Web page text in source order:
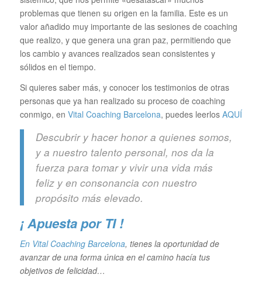
problemas que tienen su origen en la familia. Este es un
valor añadido muy importante de las sesiones de coaching
que realizo, y que genera una gran paz, permitiendo que
los cambio y avances realizados sean consistentes y
sólidos en el tiempo.
Si quieres saber más, y conocer los testimonios de otras
personas que ya han realizado su proceso de coaching
conmigo, en Vital Coaching Barcelona, puedes leerlos AQUÍ
Descubrir y hacer honor a quienes somos,
y a nuestro talento personal, nos da la
fuerza para tomar y vivir una vida más
feliz y en consonancia con nuestro
propósito más elevado.
¡ Apuesta por TI !
En Vital Coaching Barcelona, tienes la oportunidad de
avanzar de una forma única en el camino hacía tus
objetivos de felicidad…